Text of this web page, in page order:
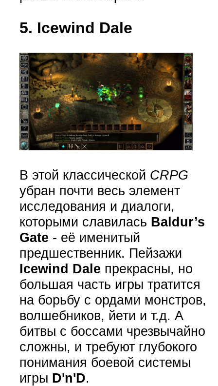
5. Icewind Dale
В этой классической CRPG
убран почти весь элемент
исследования и диалоги,
которыми славилась Baldur’s
Gate - её именитый
предшественник. Пейзажи
Icewind Dale прекрасны, но
большая часть игры тратится
на борьбу с ордами монстров,
волшебников, йети и т.д. А
битвы с боссами чрезвычайно
сложны, и требуют глубокого
понимания боевой системы
игры D'n'D.